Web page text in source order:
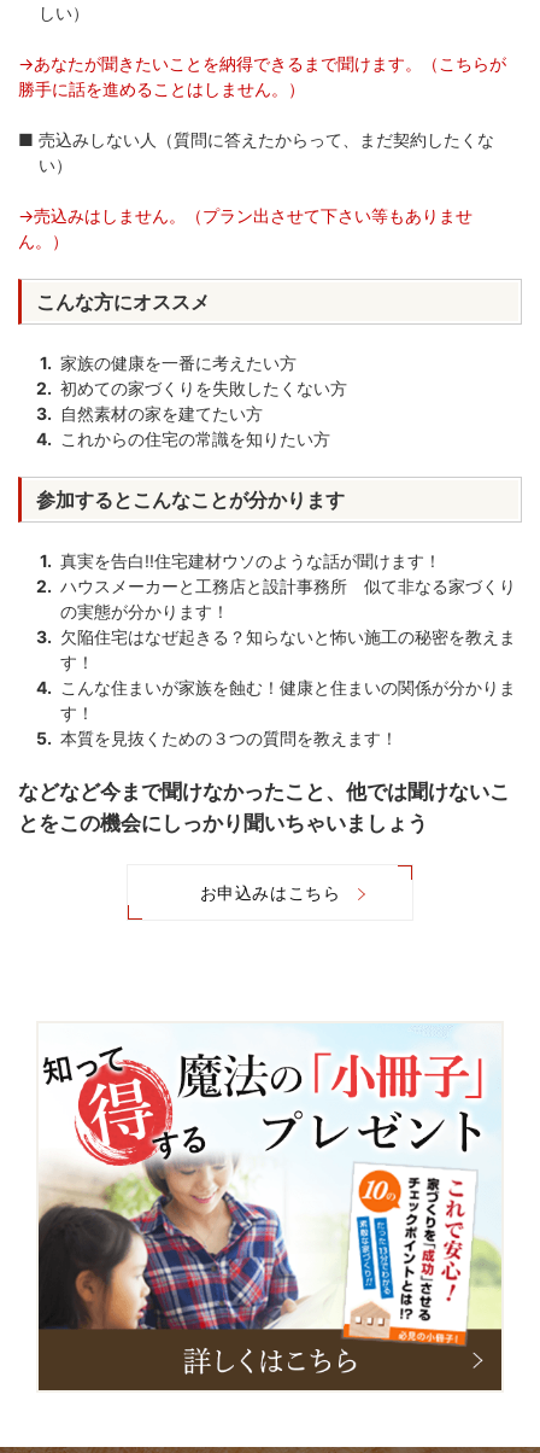
しい）
→あなたが聞きたいことを納得できるまで聞けます。（こちらが
勝手に話を進めることはしません。）
売込みしない人（質問に答えたからって、まだ契約したくな
い）
→売込みはしません。（プラン出させて下さい等もありませ
ん。）
こんな方にオススメ
家族の健康を一番に考えたい方
初めての家づくりを失敗したくない方
自然素材の家を建てたい方
これからの住宅の常識を知りたい方
参加するとこんなことが分かります
真実を告白!!住宅建材ウソのような話が聞けます！
ハウスメーカーと工務店と設計事務所 似て非なる家づくり
の実態が分かります！
欠陥住宅はなぜ起きる？知らないと怖い施工の秘密を教えま
す！
こんな住まいが家族を蝕む！健康と住まいの関係が分かりま
す！
本質を見抜くための３つの質問を教えます！
などなど今まで聞けなかったこと、他では聞けないこ
とをこの機会にしっかり聞いちゃいましょう
お申込みはこちら